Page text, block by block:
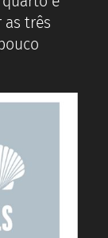
as três